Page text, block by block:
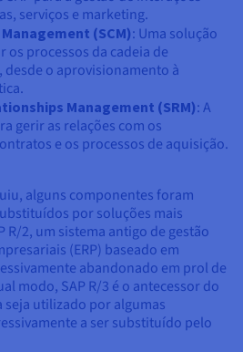
serviços e marketing.
(SCM): Uma solução
os processos da cadeia de
o aprovisionamento à
Management (SRM): A
gerir as relações com os
e os processos de aquisição.
alguns componentes foram
por soluções mais
R/2, um sistema antigo de gestão
(ERP) baseado em
abandonado em prol de
modo, SAP R/3 é o antecessor do
seja utilizado por algumas
a ser substituído pelo